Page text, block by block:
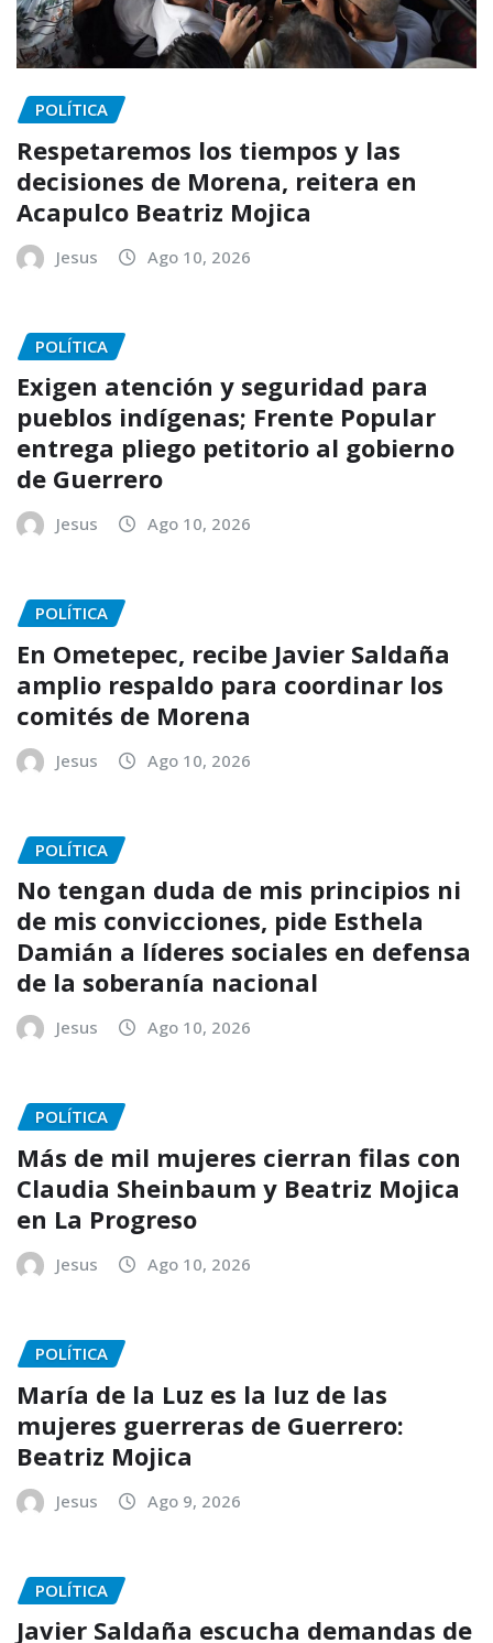
POLÍTICA
Respetaremos los tiempos y las
decisiones de Morena, reitera en
Acapulco Beatriz Mojica
Jesus Ago 10, 2026
POLÍTICA
Exigen atención y seguridad para
pueblos indígenas; Frente Popular
entrega pliego petitorio al gobierno
de Guerrero
Jesus Ago 10, 2026
POLÍTICA
En Ometepec, recibe Javier Saldaña
amplio respaldo para coordinar los
comités de Morena
Jesus Ago 10, 2026
POLÍTICA
No tengan duda de mis principios ni
de mis convicciones, pide Esthela
Damián a líderes sociales en defensa
de la soberanía nacional
Jesus Ago 10, 2026
POLÍTICA
Más de mil mujeres cierran filas con
Claudia Sheinbaum y Beatriz Mojica
en La Progreso
Jesus Ago 10, 2026
POLÍTICA
María de la Luz es la luz de las
mujeres guerreras de Guerrero:
Beatriz Mojica
Jesus Ago 9, 2026
POLÍTICA
Javier Saldaña escucha demandas de